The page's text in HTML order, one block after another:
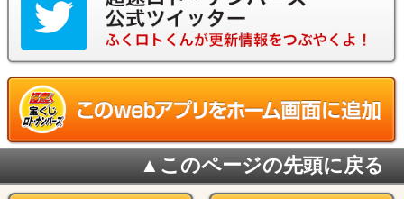
超速ロト・ナンバーズツイッター